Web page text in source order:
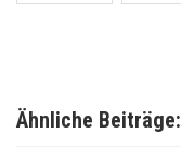
Ähnliche Beiträge: